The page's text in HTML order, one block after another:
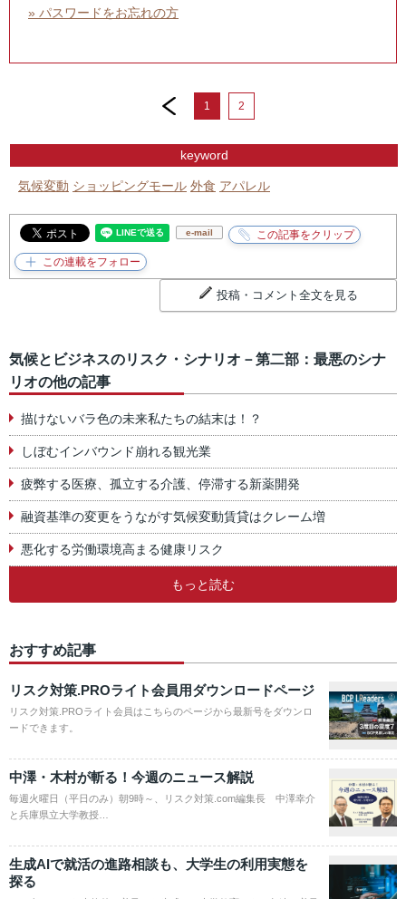
» パスワードをお忘れの方
prev
1 2
keyword
気候変動 ショッピングモール 外食 アパレル
e-mail
投稿・コメント全文を見る
気候とビジネスのリスク・シナリオ－第二部：最悪のシナ
リオの他の記事
描けないバラ色の未来私たちの結末は！？
しぼむインバウンド崩れる観光業
疲弊する医療、孤立する介護、停滞する新薬開発
融資基準の変更をうながす気候変動賃貸はクレーム増
悪化する労働環境高まる健康リスク
もっと読む
おすすめ記事
リスク対策.PROライト会員用ダウンロードページ
リスク対策.PROライト会員はこちらのページから最新号をダウンロ
ードできます。
中澤・木村が斬る！今週のニュース解説
毎週火曜日（平日のみ）朝9時～、リスク対策.com編集長 中澤幸介
と兵庫県立大学教授…
生成AIで就活の進路相談も、大学生の利用実態を
探る